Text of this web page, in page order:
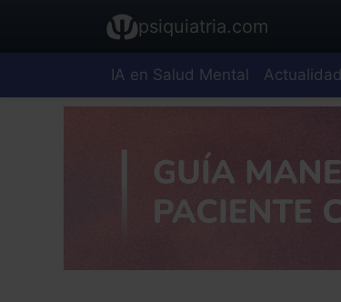
psiquiatria.com
IA en Salud Mental Actualidad